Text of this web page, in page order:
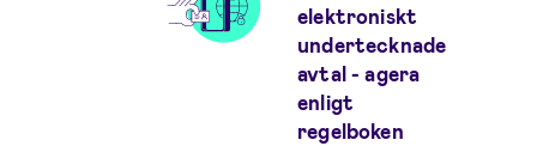
elektroniskt
undertecknade
avtal - agera
enligt
regelboken